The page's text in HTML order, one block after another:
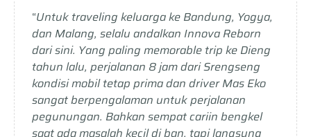
“Untuk traveling keluarga ke Bandung, Yogya,
dan Malang, selalu andalkan Innova Reborn
dari sini. Yang paling memorable trip ke Dieng
tahun lalu, perjalanan 8 jam dari Srengseng
kondisi mobil tetap prima dan driver Mas Eko
sangat berpengalaman untuk perjalanan
pegunungan. Bahkan sempat cariin bengkel
saat ada masalah kecil di ban, tapi langsung